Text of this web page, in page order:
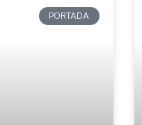
PORTADA